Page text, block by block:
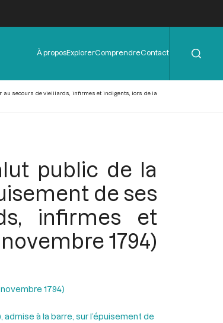
Menu
de
À proposExplorerComprendreContact
au secours de vieillards, infirmes et indigents, lors de la
public de la
de ses
infirmes et
1794)
1794)
à la barre, sur l’épuisement de